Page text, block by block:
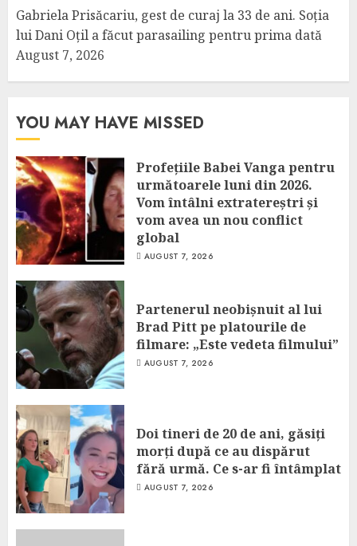
Gabriela Prisăcariu, gest de curaj la 33 de ani. Soția
lui Dani Oțil a făcut parasailing pentru prima dată
August 7, 2026
YOU MAY HAVE MISSED
Profețiile Babei Vanga pentru
următoarele luni din 2026.
Vom întâlni extratereștri și
vom avea un nou conflict
global
AUGUST 7, 2026
Partenerul neobișnuit al lui
Brad Pitt pe platourile de
filmare: „Este vedeta filmului”
AUGUST 7, 2026
Doi tineri de 20 de ani, găsiți
morți după ce au dispărut
fără urmă. Ce s-ar fi întâmplat
AUGUST 7, 2026